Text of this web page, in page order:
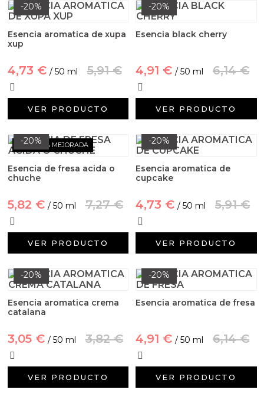
-20%
Esencia aromatica de xupa
xup
4,73 € / 50 ml 5,91 €
VER PRODUCTO
-20%
Esencia black cherry
4,91 € / 50 ml 6,14 €
VER PRODUCTO
-20%
FÓRMULA MEJORADA
Esencia de fresa acida o
chuche
5,82 € / 50 ml 7,27 €
VER PRODUCTO
-20%
Esencia aromatica de
cupcake
4,73 € / 50 ml 5,91 €
VER PRODUCTO
-20%
Esencia aromatica crema
catalana
3,05 € / 50 ml 3,82 €
VER PRODUCTO
-20%
Esencia aromatica de fresa
4,91 € / 50 ml 6,14 €
VER PRODUCTO